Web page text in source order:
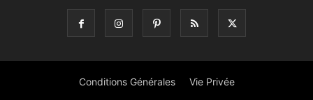
Conditions Générales Vie Privée